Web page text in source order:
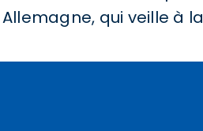
qui veille à